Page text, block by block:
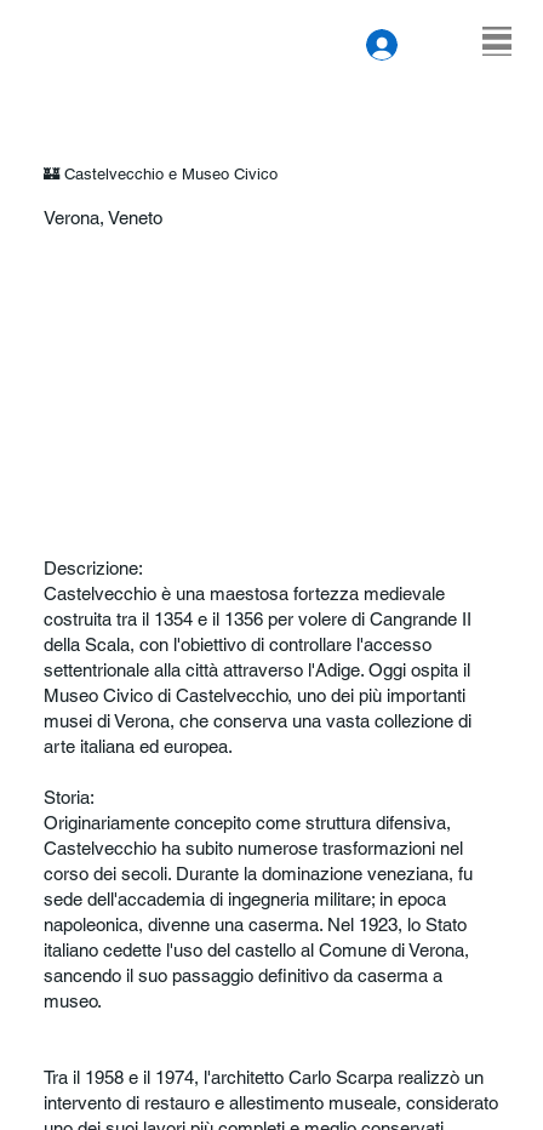
🏰 Castelvecchio e Museo Civico
Verona, Veneto
Descrizione:
Castelvecchio è una maestosa fortezza medievale
costruita tra il 1354 e il 1356 per volere di Cangrande II
della Scala, con l'obiettivo di controllare l'accesso
settentrionale alla città attraverso l'Adige. Oggi ospita il
Museo Civico di Castelvecchio, uno dei più importanti
musei di Verona, che conserva una vasta collezione di
arte italiana ed europea.
Storia:
Originariamente concepito come struttura difensiva,
Castelvecchio ha subito numerose trasformazioni nel
corso dei secoli. Durante la dominazione veneziana, fu
sede dell'accademia di ingegneria militare; in epoca
napoleonica, divenne una caserma. Nel 1923, lo Stato
italiano cedette l'uso del castello al Comune di Verona,
sancendo il suo passaggio definitivo da caserma a
museo.
Tra il 1958 e il 1974, l'architetto Carlo Scarpa realizzò un
intervento di restauro e allestimento museale, considerato